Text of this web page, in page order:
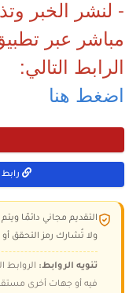
- لنشر الخبر
مباشر عبر
الرابط التالي:
اضغط هنا
التقديم مجاني دائمًا
ولا تُشارك رمز التحقق
تنويه الروابط: الروابط
فيه أو جهات أخرى